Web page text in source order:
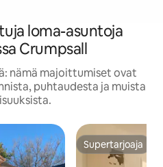
loma-asuntoja
Crumpsall
nämä majoittumiset ovat
puhtaudesta ja muista
Supertarjoaja
Supertarjoaja